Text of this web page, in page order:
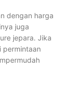
dengan harga
juga
jepara. Jika
permintaan